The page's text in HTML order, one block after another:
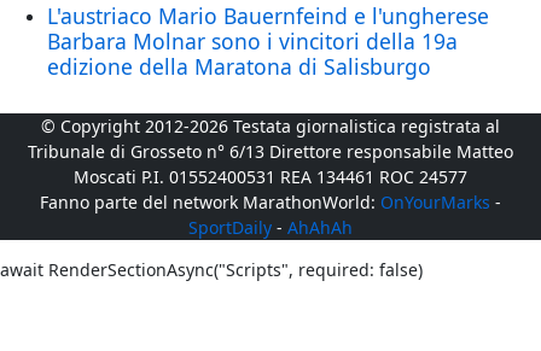
L'austriaco Mario Bauernfeind e l'ungherese
Barbara Molnar sono i vincitori della 19a
edizione della Maratona di Salisburgo
© Copyright 2012-2026 Testata giornalistica registrata al
Tribunale di Grosseto n° 6/13 Direttore responsabile Matteo
Moscati P.I. 01552400531 REA 134461 ROC 24577
Fanno parte del network MarathonWorld: OnYourMarks -
SportDaily - AhAhAh
await RenderSectionAsync("Scripts", required: false)